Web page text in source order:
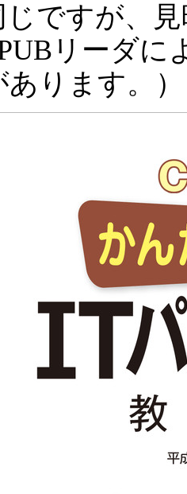
じですが、
リーダに
ります。）